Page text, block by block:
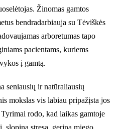
Žinomas gamtos
bendradarbiauja su Tėviškės
arboretumas tapo
pacientams, kuriems
į gamtą.
seniausių ir natūraliausių
mokslas vis labiau pripažįsta jos
rodo, kad laikas gamtoje
slopina stresą, gerina miego